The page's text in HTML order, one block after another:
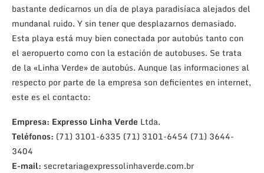
bastante dedicarnos un día de playa paradisíaca alejados del
mundanal ruido. Y sin tener que desplazarnos demasiado.
Esta playa está muy bien conectada por autobús tanto con
el aeropuerto como con la estación de autobuses. Se trata
de la «Linha Verde» de autobús. Aunque las informaciones al
respecto por parte de la empresa son deficientes en internet,
este es el contacto:
Empresa: Expresso Linha Verde Ltda.
Teléfonos: (71) 3101-6335 (71) 3101-6454 (71) 3644-
3404
E-mail: secretaria@expressolinhaverde.com.br